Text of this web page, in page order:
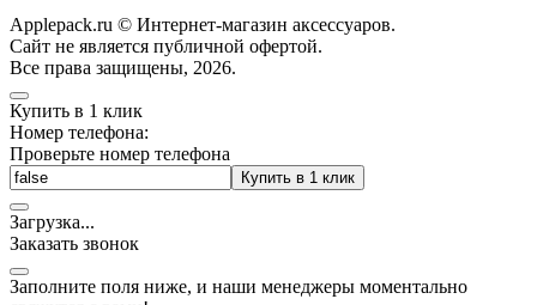
Applepack.ru © Интернет-магазин аксессуаров.
Cайт не является публичной офертой.
Все права защищены, 2026.
Купить в 1 клик
Номер телефона:
Проверьте номер телефона
Купить в 1 клик
Загрузка...
Заказать звонок
Заполните поля ниже, и наши менеджеры моментально